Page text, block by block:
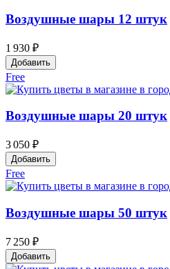
Воздушные шары 12 штук
1 930 ₽
Добавить
Free
Воздушные шары 20 штук
3 050 ₽
Добавить
Free
Воздушные шары 50 штук
7 250 ₽
Добавить